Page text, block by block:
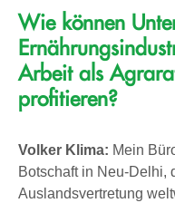
Wie können
Arbeit als
profitieren?
Volker Klima: Mein
Botschaft in Neu-Delhi,
Auslandsvertretung